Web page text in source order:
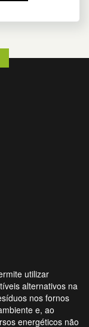
utilizar
alternativos na
nos fornos
e, ao
energéticos não